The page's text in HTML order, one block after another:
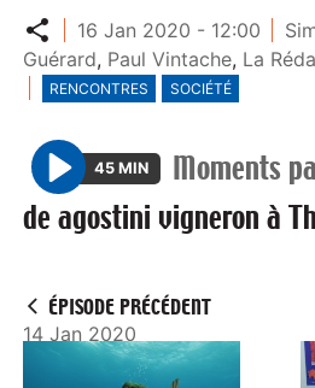
Partager
16 Jan 2020 - 12:00
Guérard, Paul Vintache, La
RENCONTRES SOCIÉTÉ
P
l
45 MIN Moments
de agostini vigneron à
ÉPISODE PRÉCÉDENT
14 Jan 2020